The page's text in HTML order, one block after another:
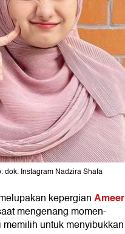
dok. Instagram Nadzira Shafa
kepergianAmeer
mengenang momen-
untuk menyibukkan